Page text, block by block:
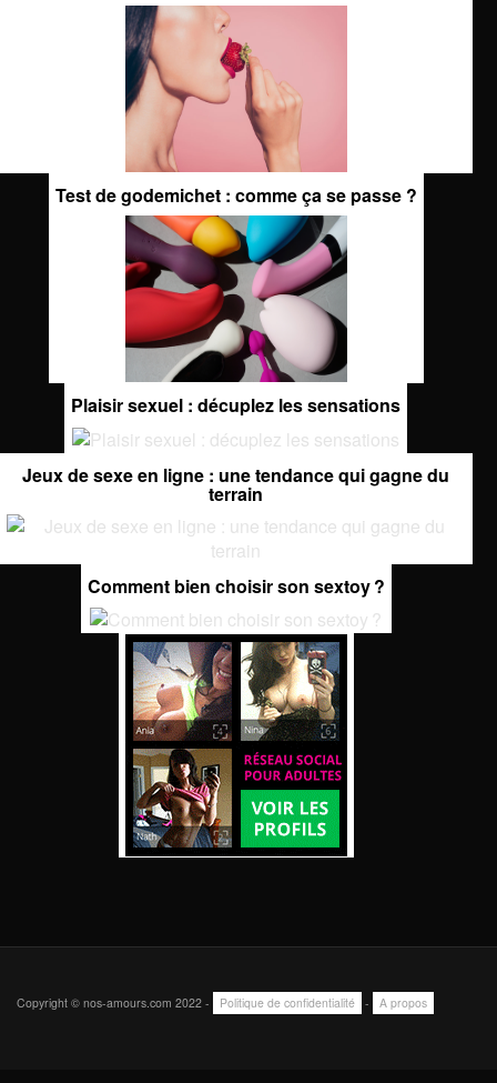
Test de godemichet : comme ça se passe ?
Plaisir sexuel : décuplez les sensations
Jeux de sexe en ligne : une tendance qui gagne du
terrain
Comment bien choisir son sextoy ?
Copyright © nos-amours.com 2022 - Politique de confidentialité - A propos